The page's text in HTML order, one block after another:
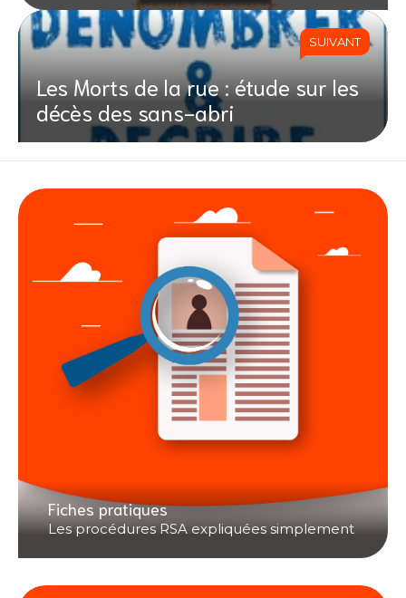
SUIVANT
Les Morts de la rue : étude sur les
décès des sans-abri
Fiches pratiques
Les procédures RSA expliquées simplement